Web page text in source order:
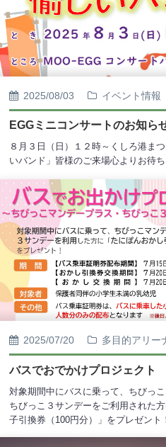
2025/08/03 イベント情報
EGGミニコンサートのお知ら
８月３日（日）１２時～くしろ港ま
いバンド」皆様のご来場心よりお待ち
2025/07/20 多目的アリー
バスでおでかけプロジェクト
対象期間中にバスに乗って、ちびっこ
ちびっこ３サンデーをご利用された
子引換券（100円分）」をプレゼ